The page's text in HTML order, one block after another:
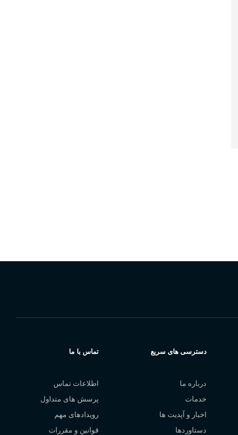
دسترسی های سریع
درباره ما
خدمات
اخبار و آپدیت ها
دستاوردها
تماس با ما
اطلاعات تماس
پرسش های متداول
رویدادهای مهم
قوانین و مقررات